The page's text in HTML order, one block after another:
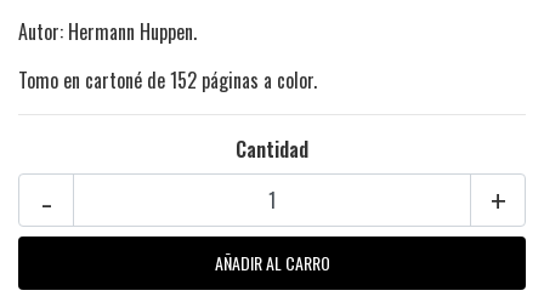
Autor: Hermann Huppen.
Tomo en cartoné de 152 páginas a color.
Cantidad
+
-